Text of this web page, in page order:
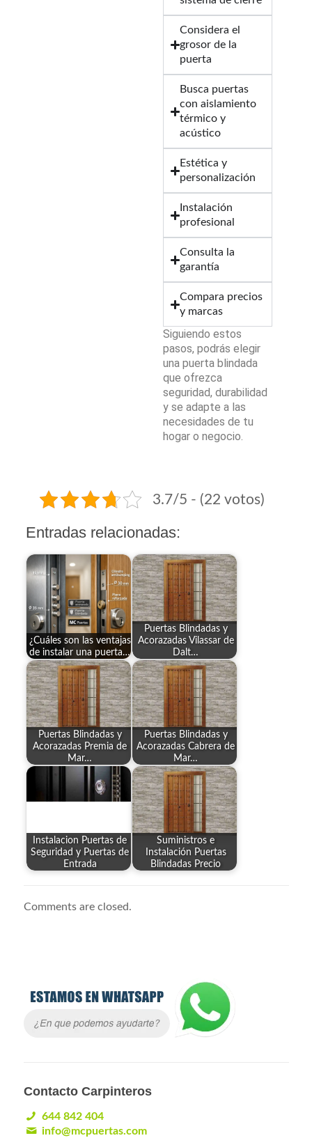
Considera el
grosor de la
puerta
Busca puertas
con aislamiento
térmico y
acústico
Estética y
personalización
Instalación
profesional
Consulta la
garantía
Compara precios
y marcas
Siguiendo estos
pasos, podrás elegir
una puerta blindada
que ofrezca
seguridad, durabilidad
y se adapte a las
necesidades de tu
hogar o negocio.
3.7/5 - (22 votos)
Entradas relacionadas:
¿Cuáles son las ventajas
de instalar una puerta…
Puertas Blindadas y
Acorazadas Vilassar de
Dalt…
Puertas Blindadas y
Acorazadas Premia de
Mar…
Puertas Blindadas y
Acorazadas Cabrera de
Mar…
Instalacion Puertas de
Seguridad y Puertas de
Entrada
Suministros e
Instalación Puertas
Blindadas Precio
Comments are closed.
Contacto Carpinteros
644 842 404
info@mcpuertas.com